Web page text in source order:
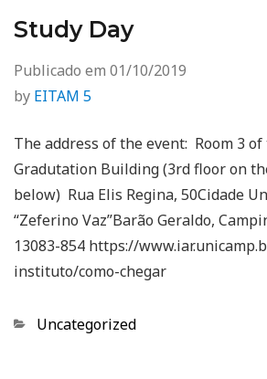
Study Day
Publicado em 01/10/2019
by EITAM 5
The address of the event: Room 3 of
Gradutation Building (3rd floor on
below) Rua Elis Regina, 50Cidade
“Zeferino Vaz”Barão Geraldo,
13083-854 https://
instituto/como-chegar
Categorias
Uncategorized